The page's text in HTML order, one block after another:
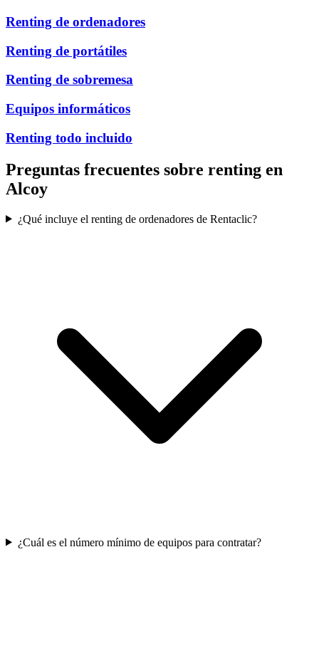
Renting de ordenadores
Renting de portátiles
Renting de sobremesa
Equipos informáticos
Renting todo incluido
Preguntas frecuentes sobre renting en
Alcoy
¿Qué incluye el renting de ordenadores de Rentaclic?
¿Cuál es el número mínimo de equipos para contratar?